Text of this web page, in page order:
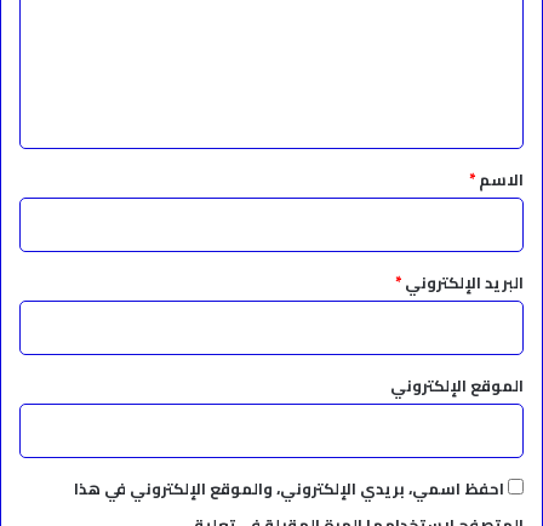
ق
*الاسم*
البريد الإلكتروني*
الموقع الإلكتروني
احفظ اسمي، بريدي الإلكتروني، والموقع الإلكتروني في هذا